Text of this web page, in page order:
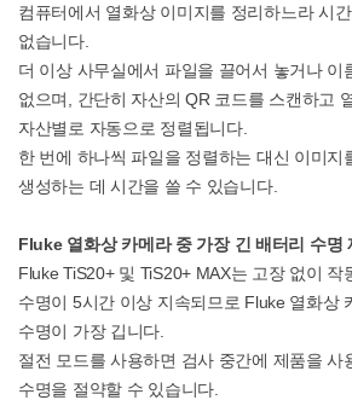
컴퓨터에서 열화상 이미지를 정리하느라 시
없습니다.
더 이상 사무실에서 파일을 끌어서 놓거나 이
없으며, 간단히 자산의 QR 코드를 스캔하고
자산별로 자동으로 정렬됩니다.
한 번에 하나씩 파일을 정렬하는 대신 이미지
생성하는 데 시간을 쓸 수 있습니다.
Fluke 열화상 카메라 중 가장 긴 배터리 수명
Fluke TiS20+ 및 TiS20+ MAX는 고장 없이 작
수명이 5시간 이상 지속되므로 Fluke 열화상
수명이 가장 깁니다.
절전 모드를 사용하면 검사 중간에 제품을 사
수명을 절약할 수 있습니다.